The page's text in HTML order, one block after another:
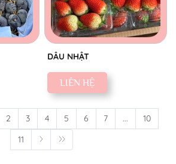
DÂU NHẬT
LIÊN HỆ
2 3 4 5 6 7 ...
10
11